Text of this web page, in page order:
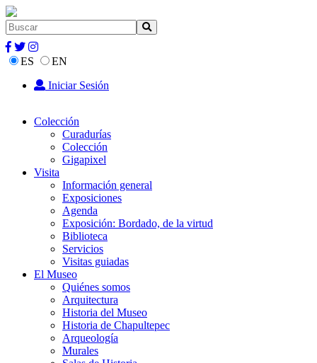
ES
EN
Iniciar Sesión
Colección
Curadurías
Colección
Gigapixel
Visita
Información general
Exposiciones
Agenda
Exposición: Bordado, de la virtud
Biblioteca
Servicios
Visitas guiadas
El Museo
Quiénes somos
Arquitectura
Historia del Museo
Historia de Chapultepec
Arqueología
Murales